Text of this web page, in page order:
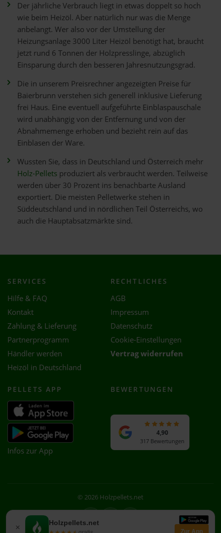
Der jährliche Verbrauch liegt in etwas doppelt so hoch
wie beim Heizöl. Aber natürlich nur was die Menge
anbelangt. Wer also vor der Umstellung der
Heizungsanlage 3000 Liter Heizöl benötigt hat, braucht
jetzt rund 6 Tonnen der Holzpresslinge, abzüglich
Einsparung durch den besseren Jahresnutzungsgrad.
Die in unserem Preisrechner angezeigten Preise für
Baierbrunn verstehen sich generell inklusive Lieferung
frei Haus. Eine eventuell aufgeführte Einblaspauschale
wird unabhängig von der Entfernung und von der
Abnahmemenge erhoben und bezieht rein auf das
Einblasen der Ware.
Wussten Sie, dass in Deutschland und Österreich mehr
Holz-Pellets produziert als verbraucht werden. Teilweise
werden über 30 Prozent ins benachbarte Ausland
exportiert. Die meisten Pelletwerke stehen in
Süddeutschland und in nördlichen Teil Österreichs, wo
auch die Hauptabsatzmärkte sind.
× Holzpellets.net
Zur App
SERVICES
Hilfe & FAQ
Kontakt
Zahlung & Lieferung
Partnerprogramm
Händler werden
Heizöl in Deutschland
RECHTLICHES
AGB
Impressum
Datenschutz
Cookie-Einstellungen
Vertrag widerrufen
PELLETS APP
Infos zur App
BEWERTUNGEN
4,90
317 Bewertungen
© 2026 Holzpellets.net
Facebook